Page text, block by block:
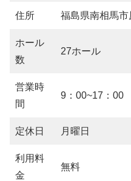
住所 福島県南相馬
ホール
数
27ホール
営業時
間
9：00~17：00
定休日 月曜日
利用料
金
無料